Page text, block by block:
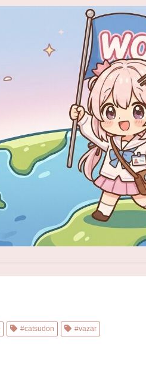
#catsudon #vazar